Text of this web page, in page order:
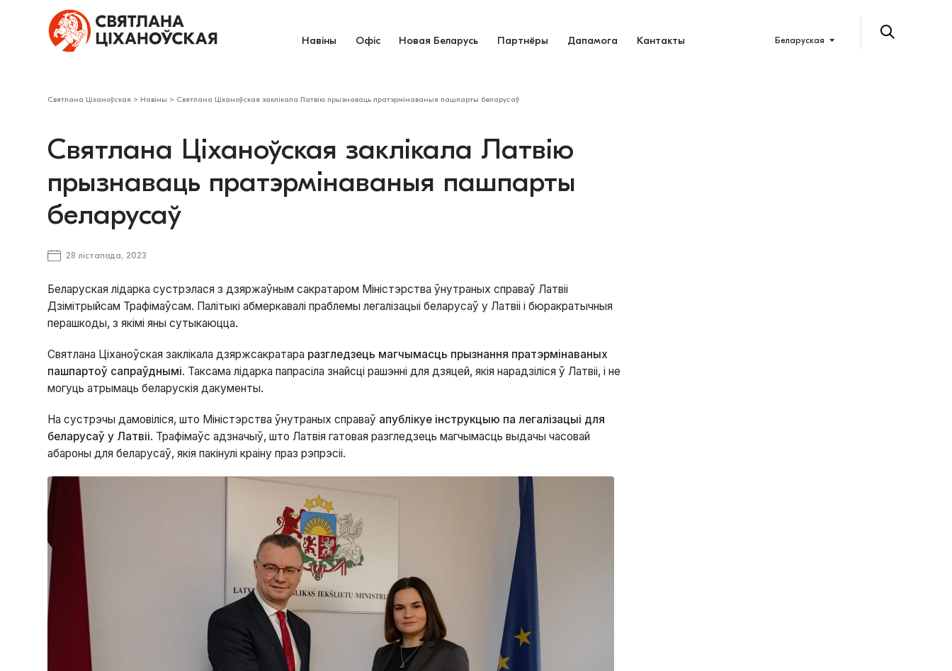
Навіны Офіс Новая Беларусь Партнёры Дапамога Кантакты Беларуская
Святлана Ціханоўская > Навіны > Святлана Ціханоўская заклікала Латвію прызнаваць пратэрмінаваныя пашпарты беларусаў
Святлана Ціханоўская заклікала Латвію
прызнаваць пратэрмінаваныя пашпарты
беларусаў
28 лістапада, 2023
Беларуская лідарка сустрэлася з дзяржаўным сакратаром Міністэрства ўнутраных справаў Латвіі
Дзімітрыйсам Трафімаўсам. Палітыкі абмеркавалі праблемы легалізацыі беларусаў у Латвіі і бюракратычныя
перашкоды, з якімі яны сутыкаюцца.
Святлана Ціханоўская заклікала дзяржсакратара разгледзець магчымасць прызнання пратэрмінаваных
пашпартоў сапраўднымі. Таксама лідарка папрасіла знайсці рашэнні для дзяцей, якія нарадзіліся ў Латвіі, і не
могуць атрымаць беларускія дакументы.
На сустрэчы дамовіліся, што Міністэрства ўнутраных справаў апублікуе інструкцыю па легалізацыі для
беларусаў у Латвіі. Трафімаўс адзначыў, што Латвія гатовая разгледзець магчымасць выдачы часовай
абароны для беларусаў, якія пакінулі краіну праз рэпрэсіі.